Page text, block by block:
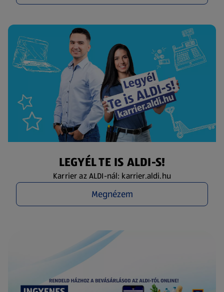
LEGYÉL TE IS ALDI-S!
Karrier az ALDI-nál: karrier.aldi.hu
Megnézem